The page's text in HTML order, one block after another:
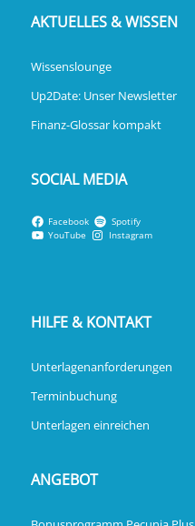
AKTUELLES & WISSEN
Wissenslounge
Up2Date: Unser Newsletter
Finanz-Glossar kompakt
SOCIAL MEDIA
Facebook
Spotify
YouTube
Instagram
HILFE & KONTAKT
Unterlagenanforderungen
Terminbuchung
Unterlagen einreichen
ANGEBOT